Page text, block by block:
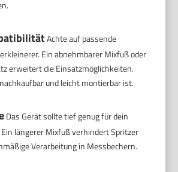
Achte auf passende
Ein abnehmbarer Mixfuß oder
erweitert die Einsatzmöglichkeiten.
und leicht montierbar ist.
Das Gerät sollte tief genug für dein
längerer Mixfuß verhindert Spritzer
Verarbeitung in Messbechern.